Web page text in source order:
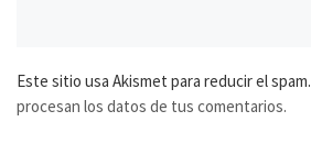
Este sitio usa Akismet para reducir el spam.
procesan los datos de tus comentarios.